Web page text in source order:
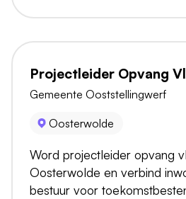
Projectleider Opvang
Gemeente Ooststellingwerf
Oosterwolde
Word projectleider opvang
Oosterwolde en verbind
bestuur voor